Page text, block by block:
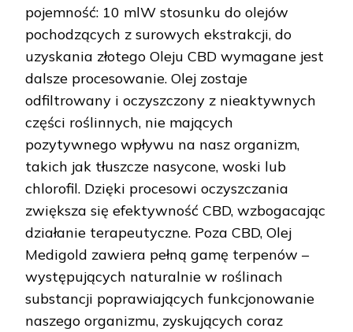
pojemność: 10 mlW stosunku do olejów
pochodzących z surowych ekstrakcji, do
uzyskania złotego Oleju CBD wymagane jest
dalsze procesowanie. Olej zostaje
odfiltrowany i oczyszczony z nieaktywnych
części roślinnych, nie mających
pozytywnego wpływu na nasz organizm,
takich jak tłuszcze nasycone, woski lub
chlorofil. Dzięki procesowi oczyszczania
zwiększa się efektywność CBD, wzbogacając
działanie terapeutyczne. Poza CBD, Olej
Medigold zawiera pełną gamę terpenów –
występujących naturalnie w roślinach
substancji poprawiających funkcjonowanie
naszego organizmu, zyskujących coraz